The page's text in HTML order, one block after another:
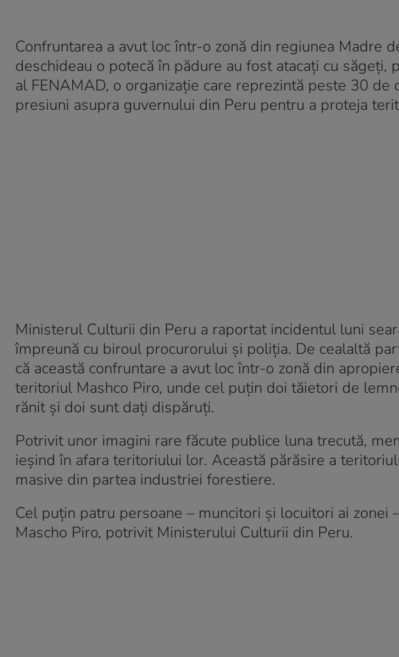
Confruntarea a avut loc într-o zonă din regiunea Madre
deschideau o potecă în pădure au fost atacați cu
al FENAMAD, o organizație care reprezintă peste 30
presiuni asupra guvernului din Peru pentru a proteja
Ministerul Culturii din Peru a raportat incidentul luni
împreună cu biroul procurorului și poliția. De cealaltă
că această confruntare a avut loc într-o zonă din
teritoriul Mashco Piro, unde cel puțin doi tăietori de
rănit și doi sunt dați dispăruți.
Potrivit unor imagini rare făcute publice luna trecută,
ieșind în afara teritoriului lor. Această părăsire a
masive din partea industriei forestiere.
Cel puțin patru persoane – muncitori și locuitori ai
Mascho Piro, potrivit Ministerului Culturii din Peru.